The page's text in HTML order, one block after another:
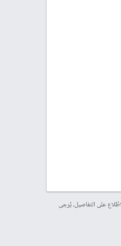
على التفاصيل، يُرجى